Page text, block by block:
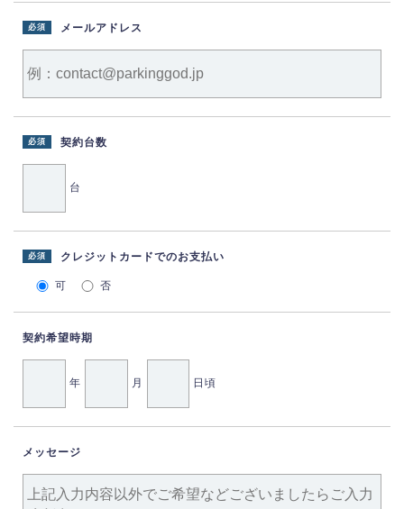
メールアドレス
必須
契約台数
必須
台
クレジットカードでのお支払い
必須
可 否
契約希望時期
年 月 日頃
メッセージ